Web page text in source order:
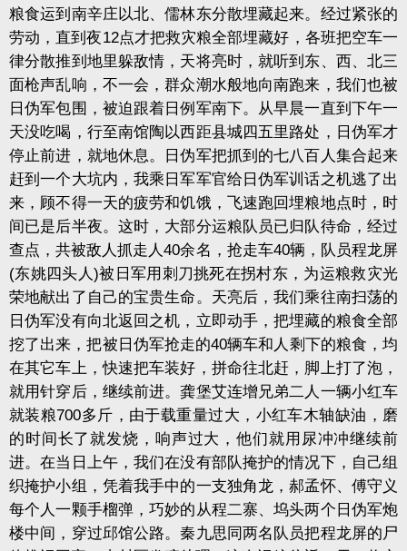
粮食运到南辛庄以北、儒林东分散埋藏起来。经过紧张的
劳动，直到夜12点才把救灾粮全部埋藏好，各班把空车一
律分散推到地里躲敌情，天将亮时，就听到东、西、北三
面枪声乱响，不一会，群众潮水般地向南跑来，我们也被
日伪军包围，被迫跟着日例军南下。从早晨一直到下午一
天没吃喝，行至南馆陶以西距县城四五里路处，日伪军才
停止前进，就地休息。日伪军把抓到的七八百人集合起来
赶到一个大坑内，我乘日军军官给日伪军训话之机逃了出
来，顾不得一天的疲劳和饥饿，飞速跑回埋粮地点时，时
间已是后半夜。这时，大部分运粮队员已归队待命，经过
查点，共被敌人抓走人40余名，抢走车40辆，队员程龙屏
(东姚四头人)被日军用刺刀挑死在拐村东，为运粮救灾光
荣地献出了自己的宝贵生命。天亮后，我们乘往南扫荡的
日伪军没有向北返回之机，立即动手，把埋藏的粮食全部
挖了出来，把被日伪军抢走的40辆车和人剩下的粮食，均
在其它车上，快速把车装好，拼命往北赶，脚上打了泡，
就用针穿后，继续前进。龚堡艾连增兄弟二人一辆小红车
就装粮700多斤，由于载重量过大，小红车木轴缺油，磨
的时间长了就发烧，响声过大，他们就用尿冲冲继续前
进。在当日上午，我们在没有部队掩护的情况下，自己组
织掩护小组，凭着我手中的一支独角龙，郝孟怀、傅守义
每个人一颗手榴弹，巧妙的从程二寨、坞头两个日伪军炮
楼中间，穿过邱馆公路。秦九思同两名队员把程龙屏的尸